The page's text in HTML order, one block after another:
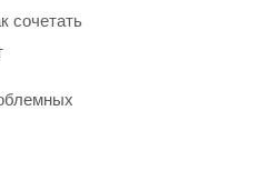
сочетать